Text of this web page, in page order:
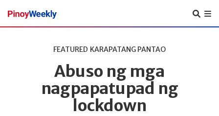
Pinoy
Weekly
FEATURED KARAPATANG PANTAO
Abuso ng mga
nagpapatupad ng
lockdown